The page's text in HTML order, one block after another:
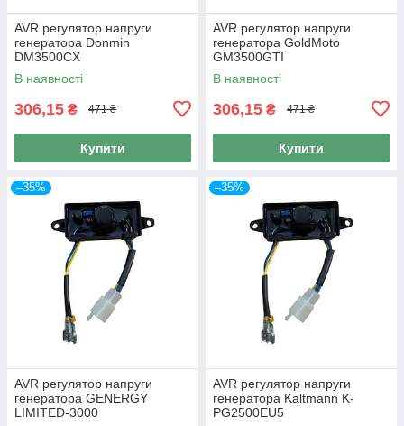
AVR регулятор напруги
генератора Donmin
DM3500CX
В наявності
306,15 ₴ 471 ₴
Купити
AVR регулятор напруги
генератора GoldMoto
GM3500GTİ
В наявності
306,15 ₴ 471 ₴
Купити
–35%
AVR регулятор напруги
генератора GENERGY
LIMITED-3000
–35%
AVR регулятор напруги
генератора Kaltmann K-
PG2500EU5